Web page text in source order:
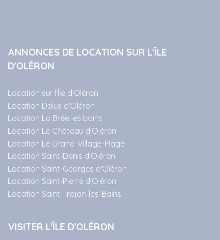
ANNONCES DE LOCATION SUR L'ÎLE
D'OLÉRON
Location sur l'Île d'Oléron
Location Dolus d'Oléron
Location La Brée les bains
Location Le Château d'Oléron
Location Le Grand-Village-Plage
Location Saint-Denis d'Oléron
Location Saint-Georges d'Oléron
Location Saint-Pierre d'Oléron
Location Saint-Trojan-les-Bains
VISITER L'ÎLE D'OLÉRON